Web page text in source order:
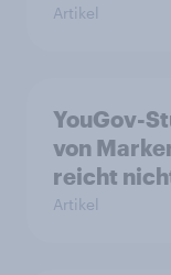
Artikel
YouGov-
von
reicht
Artikel